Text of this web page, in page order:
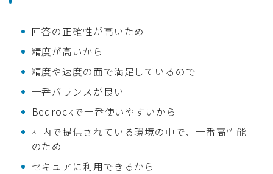
回答の正確性が高いため
精度が高いから
精度や速度の面で満足しているので
一番バランスが良い
Bedrockで一番使いやすいから
社内で提供されている環境の中で、一番高性能
のため
セキュアに利用できるから